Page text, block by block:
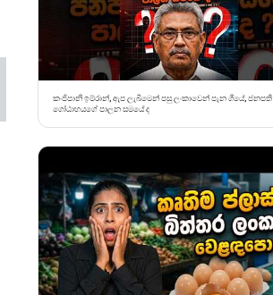
කංජිපානි ඉම්රාන්, ඇප ලැබීමෙන් පසු ලංකාවෙන් පැන ගියේ, ජනපති
ගෝඨාභයගේ පාලන සමයේ ද